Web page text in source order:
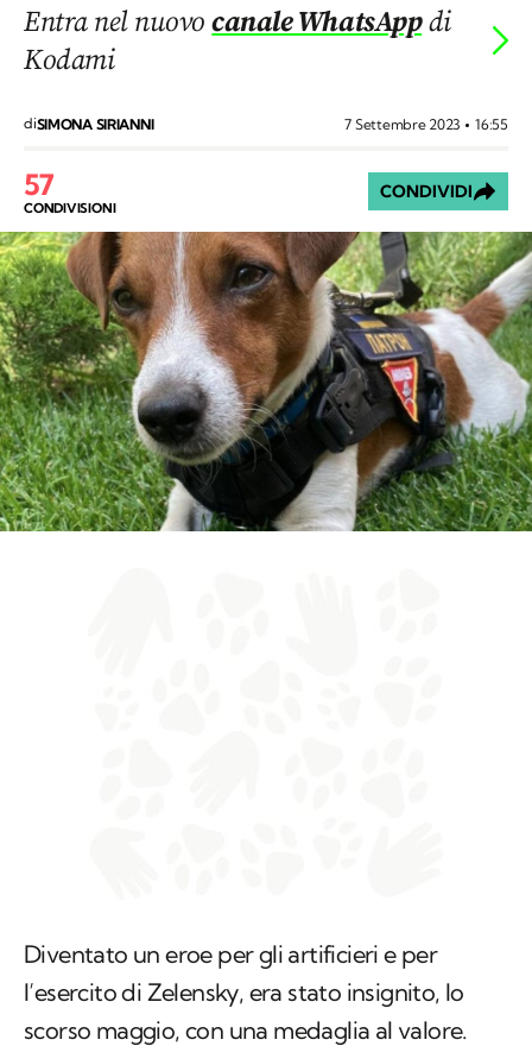
Entra nel nuovocanale WhatsAppdi
Kodami
diSIMONA SIRIANNI 7 Settembre 2023 16:55
57
CONDIVISIONI
CONDIVIDI
Diventato un eroe per gli artificieri e per
l’esercito di Zelensky, era stato insignito, lo
scorso maggio, con una medaglia al valore.